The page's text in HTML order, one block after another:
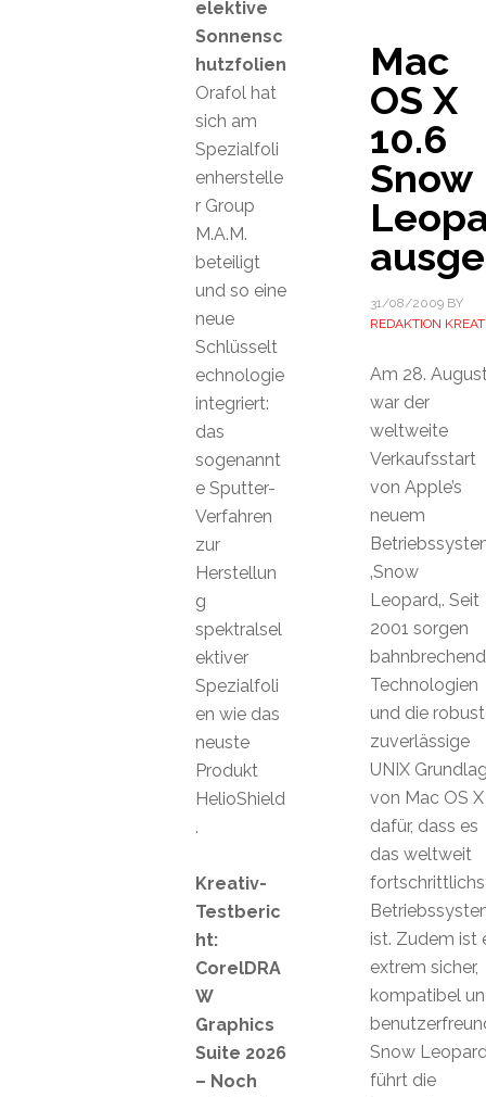
Mac
OS X
10.6
Snow
31/08/2009BY
REDAKTION
Am 28.
war der
weltweite
Verkaufsstart
von Apple’s
neuem
‚Snow
Leopard‚. Seit
2001 sorgen
Technologien
und die
zuverlässige
UNIX
von Mac OS X
dafür, dass es
das weltweit
ist. Zudem ist
extrem sicher,
kompatibel
Snow
führt die
elektive
Sonnensc
hutzfolien
Orafol hat
sich am
Spezialfoli
enherstelle
r Group
M.A.M.
beteiligt
und so eine
neue
Schlüsselt
echnologie
integriert:
das
sogenannt
e Sputter-
Verfahren
zur
Herstellun
g
spektralsel
ektiver
Spezialfoli
en wie das
neuste
Produkt
HelioShield
.
Kreativ-
Testberic
ht:
CorelDRA
W
Graphics
Suite 2026
– Noch